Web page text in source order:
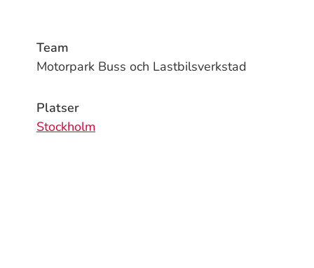
Team
Motorpark Buss och Lastbilsverkstad
Platser
Stockholm